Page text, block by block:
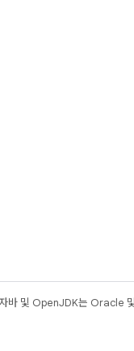
바 및 OpenJDK는 Oracle